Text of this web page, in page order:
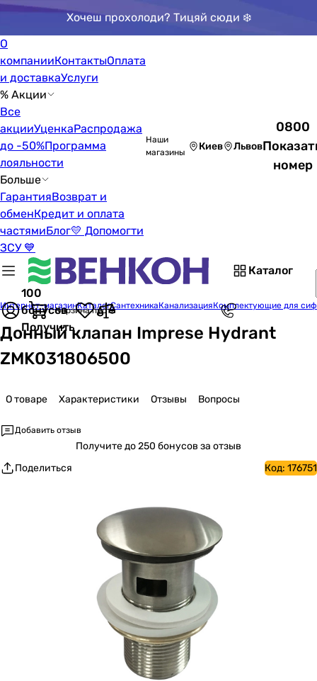
Хочеш прохолоди? Тицяй сюди ❄️
О
компанииКонтактыОплата
и доставкаУслуги
% Акции
Все
акцииУценкаРаспродажа
до -50%Программа
лояльности
Больше
ГарантияВозврат и
обменКредит и оплата
частямиБлог💛 Допомогти
ЗСУ 💙
Наши
магазины
Киев Львов
0800
номер
Каталог
100
бонусов
Получить
Корзина пуста
Интернет-магазинКаталогСантехникаКанализацияКомплектующие для
Донный клапан Imprese Hydrant
ZMK031806500
О товаре Характеристики Отзывы Вопросы
Добавить отзыв
Получитедо 250 бонусов за отзыв
Поделиться
Код: 176751